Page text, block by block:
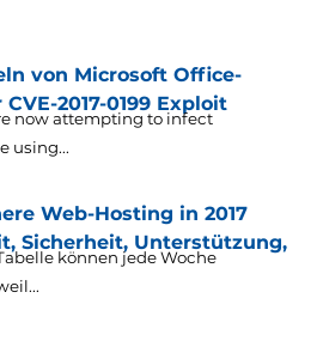
von Microsoft Office-
2017-0199 Exploit
now attempting to infect
using...
Web-Hosting in 2017
Sicherheit, Unterstützung,
können jede Woche